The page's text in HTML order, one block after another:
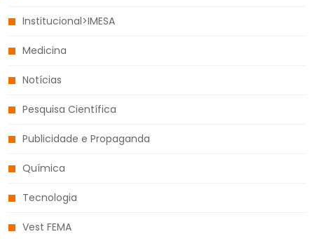
Institucional>IMESA
Medicina
Notícias
Pesquisa Científica
Publicidade e Propaganda
Química
Tecnologia
Vest FEMA